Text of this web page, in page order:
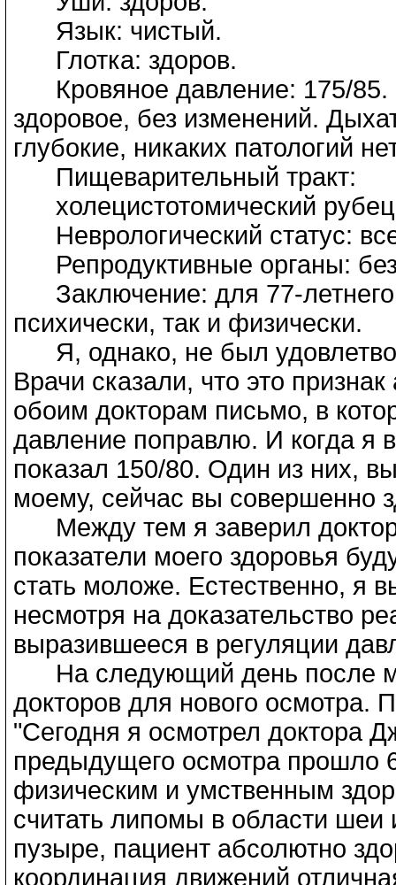
Язык: чистый.
Глотка: здоров.
Кровяное давление: 175/85.
здоровое, без изменений.
глубокие, никаких патологий
Пищеварительный тракт:
холецистотомический
Неврологический статус:
Репродуктивные органы:
Заключение: для 77-летнего
психически, так и физически.
Я, однако, не был
Врачи сказали, что это
обоим докторам письмо, в
давление поправлю. И когда я
показал 150/80. Один из них,
моему, сейчас вы совершенно
Между тем я заверил
показатели моего здоровья
стать моложе. Естественно, я
несмотря на доказательство
выразившееся в регуляции
На следующий день после
докторов для нового осмотра.
"Сегодня я осмотрел доктора
предыдущего осмотра прошло
физическим и умственным
считать липомы в области
пузыре, пациент абсолютно
координация движений